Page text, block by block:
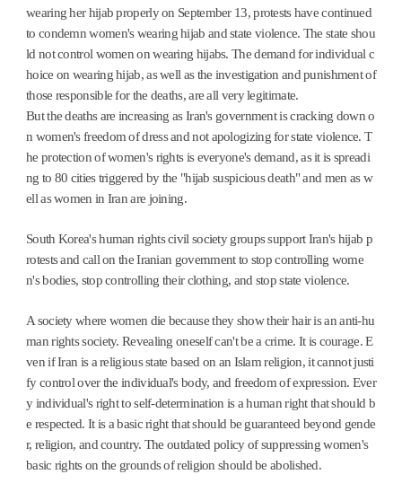
wearing her hijab properly on September 13, protests have continued
to condemn women's wearing hijab and state violence. The state shou
ld not control women on wearing hijabs. The demand for individual c
hoice on wearing hijab, as well as the investigation and punishment of
those responsible for the deaths, are all very legitimate.
But the deaths are increasing as Iran's government is cracking down o
n women's freedom of dress and not apologizing for state violence. T
he protection of women's rights is everyone's demand, as it is spreadi
ng to 80 cities triggered by the "hijab suspicious death" and men as w
ell as women in Iran are joining.
South Korea's human rights civil society groups support Iran's hijab p
rotests and call on the Iranian government to stop controlling wome
n's bodies, stop controlling their clothing, and stop state violence.
A society where women die because they show their hair is an anti-hu
man rights society. Revealing oneself can't be a crime. It is courage. E
ven if Iran is a religious state based on an Islam religion, it cannot justi
fy control over the individual's body, and freedom of expression. Ever
y individual's right to self-determination is a human right that should b
e respected. It is a basic right that should be guaranteed beyond gende
r, religion, and country. The outdated policy of suppressing women's
basic rights on the grounds of religion should be abolished.